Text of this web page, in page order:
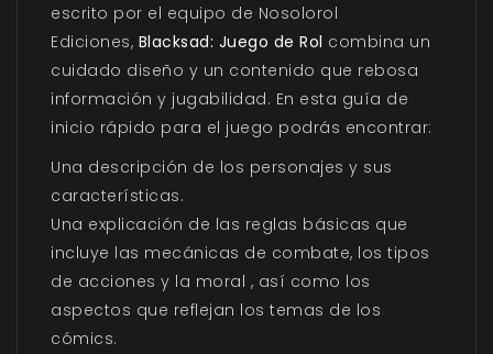
escrito por el equipo de Nosolorol
Ediciones, Blacksad: Juego de Rol combina un
cuidado diseño y un contenido que rebosa
información y jugabilidad. En esta guía de
inicio rápido para el juego podrás encontrar:
Una descripción de los personajes y sus
características.
Una explicación de las reglas básicas que
incluye las mecánicas de combate, los tipos
de acciones y la moral , así como los
aspectos que reflejan los temas de los
cómics.